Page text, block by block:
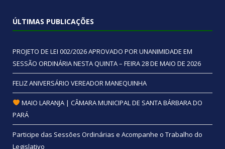
ÚLTIMAS PUBLICAÇÕES
PROJETO DE LEI 002/2026 APROVADO POR UNANIMIDADE EM
SESSÃO ORDINÁRIA NESTA QUINTA – FEIRA 28 DE MAIO DE 2026
FELIZ ANIVERSÁRIO VEREADOR MANEQUINHA
MAIO LARANJA | CÂMARA MUNICIPAL DE SANTA BÁRBARA DO
PARÁ
Participe das Sessões Ordinárias e Acompanhe o Trabalho do
Legislativo